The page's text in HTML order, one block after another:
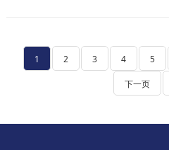
1 2 3 4 5
下一页